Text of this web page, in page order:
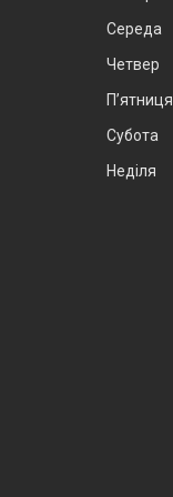
Середа
Четвер
Пʼятниця
Субота
Неділя